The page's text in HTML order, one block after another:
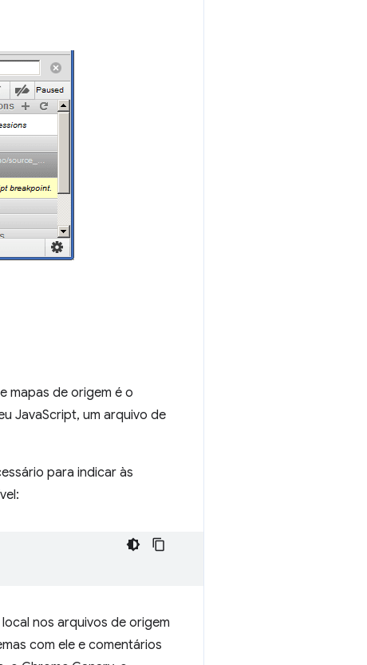
mapas de origem é o
JavaScript, um arquivo de
para indicar às
nos arquivos de origem
com ele e comentários